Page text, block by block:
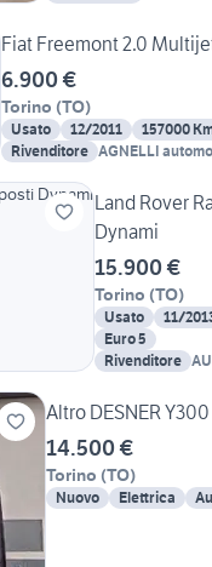
Fiat Freemont 2.0
6.900 €
Torino (TO)
Usato 12/2011 157000
Rivenditore AGNELLI
Land Rover
Dynami
15.900 €
Torino (TO)
Usato 11/
Euro 5
Rivenditore
Altro DESNER
14.500 €
Torino (TO)
Nuovo Elettrica